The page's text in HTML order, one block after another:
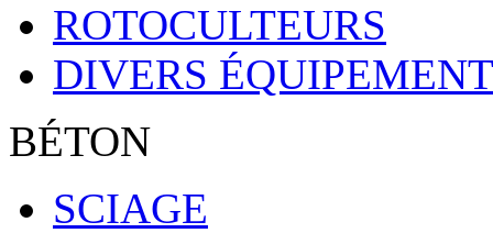
ROTOCULTEURS
DIVERS
BÉTON
SCIAGE